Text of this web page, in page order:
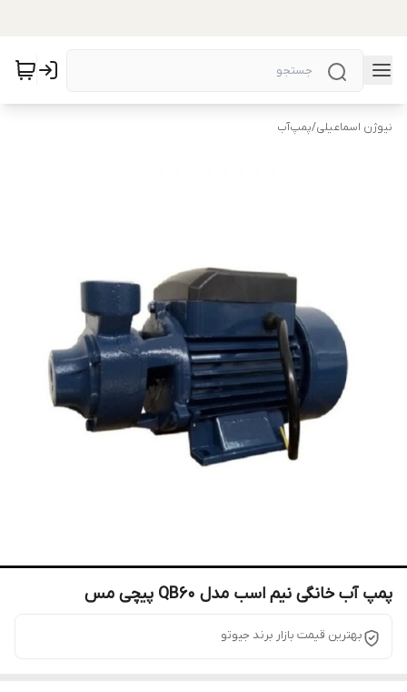
نیوژن اسماعیلی/پمپ‌آب
پمپ آب خانگی نیم اسب مدل QB60 پیچی مس
بهترین قیمت بازار برند جیوتو